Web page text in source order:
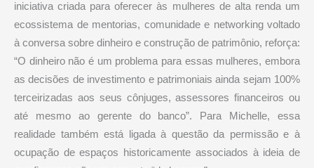
iniciativa criada para oferecer às mulheres de alta renda um
ecossistema de mentorias, comunidade e networking voltado
à conversa sobre dinheiro e construção de patrimônio, reforça:
“O dinheiro não é um problema para essas mulheres, embora
as decisões de investimento e patrimoniais ainda sejam 100%
terceirizadas aos seus cônjuges, assessores financeiros ou
até mesmo ao gerente do banco”. Para Michelle, essa
realidade também está ligada à questão da permissão e à
ocupação de espaços historicamente associados à ideia de